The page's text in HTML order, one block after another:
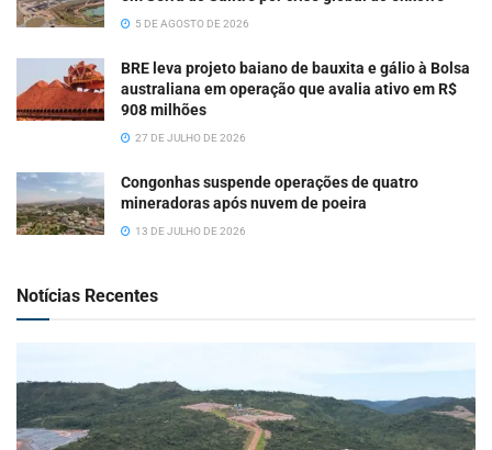
5 DE AGOSTO DE 2026
BRE leva projeto baiano de bauxita e gálio à Bolsa
australiana em operação que avalia ativo em R$
908 milhões
27 DE JULHO DE 2026
Congonhas suspende operações de quatro
mineradoras após nuvem de poeira
13 DE JULHO DE 2026
Notícias Recentes